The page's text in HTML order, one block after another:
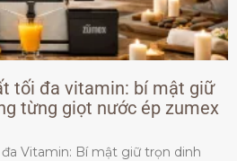
tối đa vitamin: bí mật giữ
từng giọt nước ép zumex
Vitamin: Bí mật giữ trọn dinh